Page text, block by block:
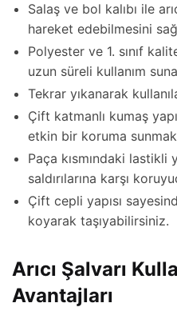
Salaş ve bol kalıbı ile
hareket edebilmesini
Polyester ve 1. sınıf
uzun süreli kullanım
Tekrar yıkanarak
Çift katmanlı kumaş
etkin bir koruma
Paça kısmındaki lastikli
saldırılarına karşı
Çift cepli yapısı
koyarak taşıyabilirsiniz.
Arıcı Şalvarı
Avantajları